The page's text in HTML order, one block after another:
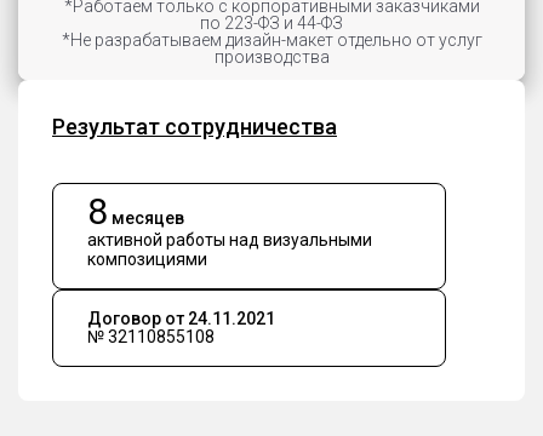
*Работаем только с корпоративными заказчиками
по 223-ФЗ и 44-ФЗ
*Не разрабатываем дизайн-макет отдельно от услуг
производства
Результат сотрудничества
8 месяцев
активной работы над визуальными
композициями
Договор от 24.11.2021
№ 32110855108